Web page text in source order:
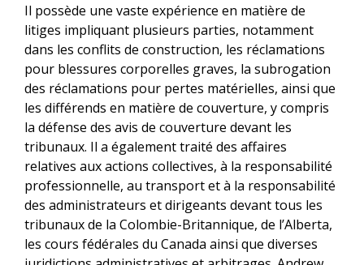
Il possède une vaste expérience en matière de
litiges impliquant plusieurs parties, notamment
dans les conflits de construction, les réclamations
pour blessures corporelles graves, la subrogation
des réclamations pour pertes matérielles, ainsi que
les différends en matière de couverture, y compris
la défense des avis de couverture devant les
tribunaux. Il a également traité des affaires
relatives aux actions collectives, à la responsabilité
professionnelle, au transport et à la responsabilité
des administrateurs et dirigeants devant tous les
tribunaux de la Colombie-Britannique, de l’Alberta,
les cours fédérales du Canada ainsi que diverses